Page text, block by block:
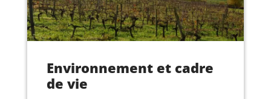
Environnement et cadre
de vie